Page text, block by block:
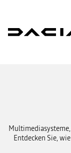
Entdecken Sie,